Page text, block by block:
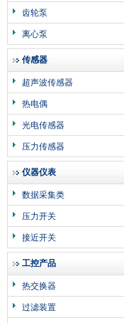
齿轮泵
离心泵
传感器
超声波传感器
热电偶
光电传感器
压力传感器
仪器仪表
数据采集类
压力开关
接近开关
工控产品
热交换器
过滤装置